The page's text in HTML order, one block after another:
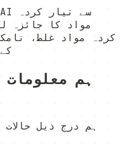
مواد کا جائزہ
کردہ مواد غلط،
ہم درج ذیل